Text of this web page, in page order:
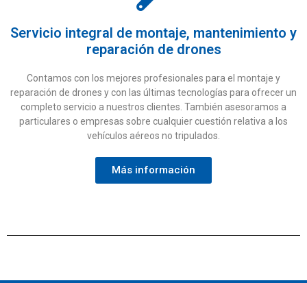
Servicio integral de montaje, mantenimiento y
reparación de drones
Contamos con los mejores profesionales para el montaje y
reparación de drones y con las últimas tecnologías para ofrecer un
completo servicio a nuestros clientes. También asesoramos a
particulares o empresas sobre cualquier cuestión relativa a los
vehículos aéreos no tripulados.
Más información